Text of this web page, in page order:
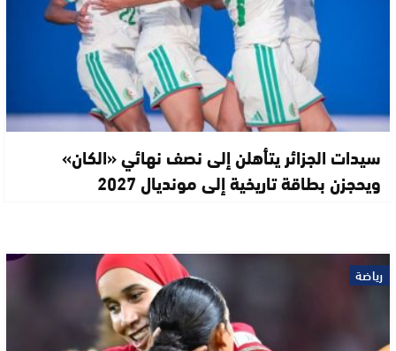
سيدات الجزائر يتأهلن إلى نصف نهائي «الكان»
ويحجزن بطاقة تاريخية إلى مونديال 2027
رياضة